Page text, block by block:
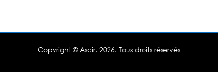
Copyright © Asair, 2026. Tous droits réservés